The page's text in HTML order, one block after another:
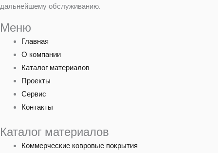
дальнейшему обслуживанию.
Меню
Главная
О компании
Каталог материалов
Проекты
Сервис
Контакты
Каталог материалов
Коммерческие ковровые покрытия